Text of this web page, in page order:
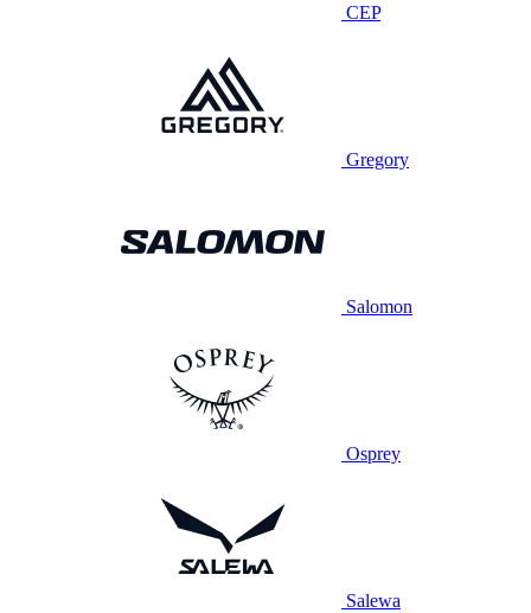
CEP
Gregory
Salomon
Osprey
Salewa